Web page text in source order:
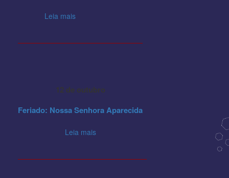
Leia mais
12 de outubro
Feriado: Nossa Senhora Aparecida
Leia mais